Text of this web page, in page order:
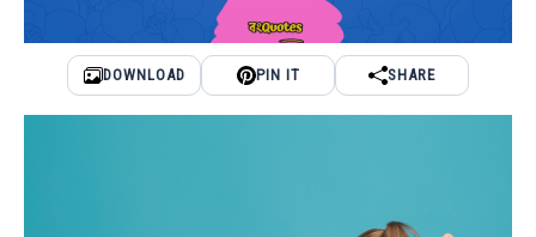
DOWNLOAD PIN IT SHARE